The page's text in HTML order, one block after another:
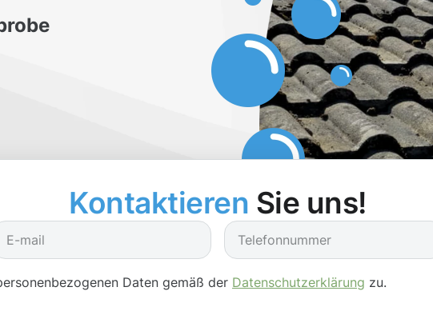
Kontaktieren Sie uns!
Daten gemäß der Datenschutzerklärung zu.